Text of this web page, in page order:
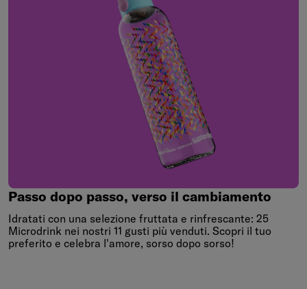
Passo dopo passo, verso il cambiamento
Passo dopo passo, verso il cambiamento
Idratati con una selezione fruttata e rinfrescante: 25
Microdrink nei nostri 11 gusti più venduti. Scopri il tuo
preferito e celebra l'amore, sorso dopo sorso!